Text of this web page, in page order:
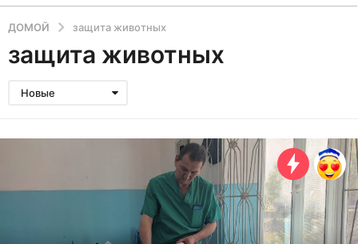
ДОМОЙ защита животных
защита животных
Новые